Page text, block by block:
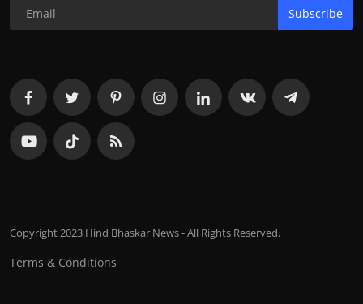
Subscribe
Copyright 2023 Hind Bhaskar News - All Rights Reserved.
Terms & Conditions